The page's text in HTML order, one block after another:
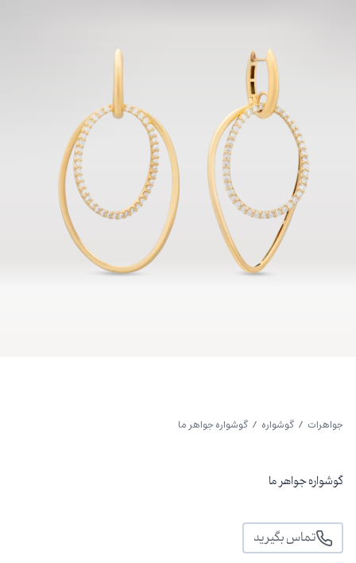
جواهرات / گوشواره / گوشواره جواهر ما
گوشواره جواهر ما
تماس بگیرید